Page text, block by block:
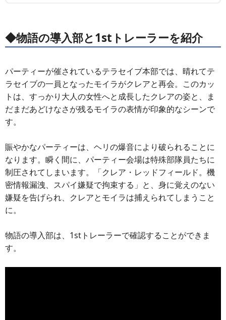
◆物語の導入部と1stトレーラーを紹介
パーティーが催されているテラセイブ本部では、晴れてテ
ラセイブの一員となったモイラがクレアと再会。このカッ
トは、すっかり大人の女性へと成長したクレアの姿と、ま
だまだあどけなさが残るモイラの表情が印象的なシーンで
す。
賑やかなパーティーは、ヘリの爆音により破られることに
なります。瞬く間に、パーティー会場は特殊部隊員たちに
制圧されてしまいます。「クレア・レッドフィールド。機
密情報漏洩、スパイ嫌疑で拘束する」と、身に覚えのない
嫌疑を告げられ、クレアとモイラは捕えられてしまうこと
に。
物語の導入部は、1stトレーラーで確認することができま
す。